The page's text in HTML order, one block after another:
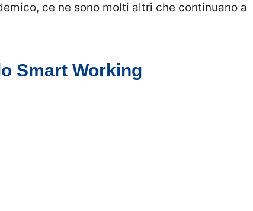
ce ne sono molti altri che continuano a
Smart Working